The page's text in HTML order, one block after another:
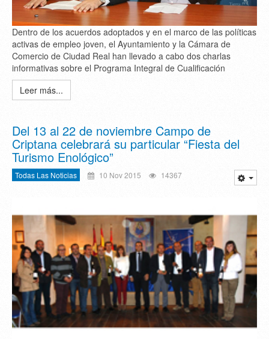
Dentro de los acuerdos adoptados y en el marco de las políticas
activas de empleo joven, el Ayuntamiento y la Cámara de
Comercio de Ciudad Real han llevado a cabo dos charlas
informativas sobre el Programa Integral de Cualificación
Leer más...
Del 13 al 22 de noviembre Campo de
Criptana celebrará su particular “Fiesta del
Turismo Enológico”
Todas Las Noticias 10 Nov 2015 14367